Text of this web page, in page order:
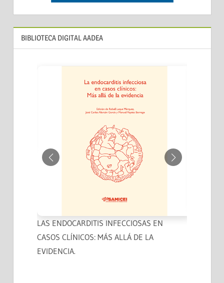
BIBLIOTECA DIGITAL AADEA
LAS ENDOCARDITIS INFECCIOSAS EN
CASOS CLÍNICOS: MÁS ALLÁ DE LA
EVIDENCIA.